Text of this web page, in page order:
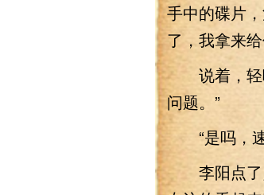
手中的碟片
了，我拿来
说着，轻咬
问题。”
“是吗，速
李阳点了